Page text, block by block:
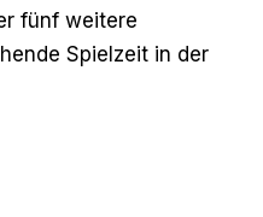
fünf weitere
Spielzeit in der